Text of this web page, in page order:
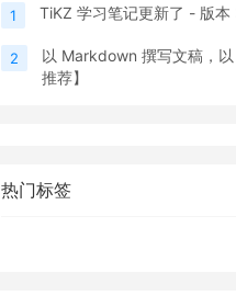
1 TiKZ 学习笔记更新了 - 版本
2
以 Markdown 撰写文稿，
推荐】
热门标签